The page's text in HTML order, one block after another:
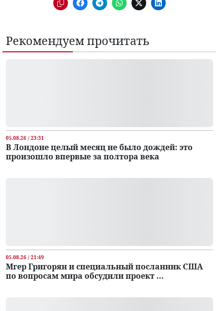
Рекомендуем прочитать
05.08.26 / 23:31
В Лондоне целый месяц не было дождей: это
произошло впервые за полтора века
05.08.26 / 21:49
Мгер Григорян и специальный посланник США
по вопросам мира обсудили проект ...